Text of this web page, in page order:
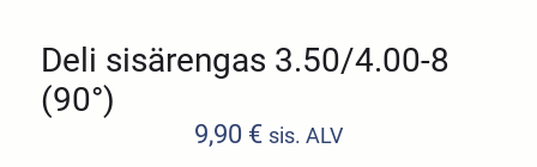
Deli sisärengas 3.50/4.00-8
(90°)
9,90 € sis. ALV